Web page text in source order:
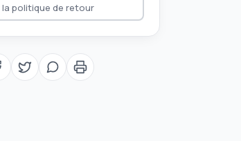
la politique de retour